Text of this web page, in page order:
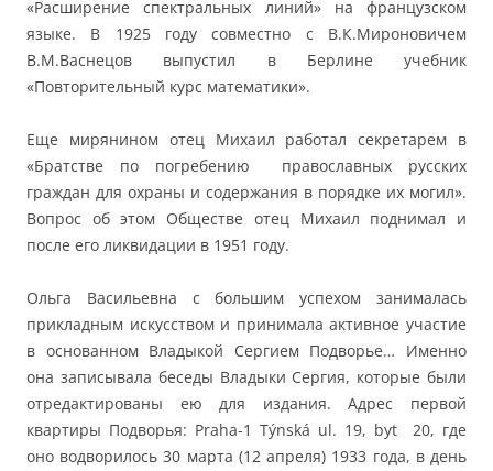
«Расширение спектральных линий» на французском
языке. В 1925 году совместно с В.К.Мироновичем
В.М.Васнецов выпустил в Берлине учебник
«Повторительный курс математики».
Еще мирянином отец Михаил работал секретарем в
«Братстве по погребению православных русских
граждан для охраны и содержания в порядке их могил».
Вопрос об этом Обществе отец Михаил поднимал и
после его ликвидации в 1951 году.
Ольга Васильевна с большим успехом занималась
прикладным искусством и принимала активное участие
в основанном Владыкой Сергием Подворье… Именно
она записывала беседы Владыки Сергия, которые были
отредактированы ею для издания. Адрес первой
квартиры Подворья: Praha-1 Týnská ul. 19, byt 20, где
оно водворилось 30 марта (12 апреля) 1933 года, в день